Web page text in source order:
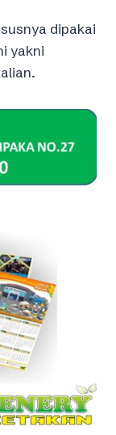
dipakai
yakni